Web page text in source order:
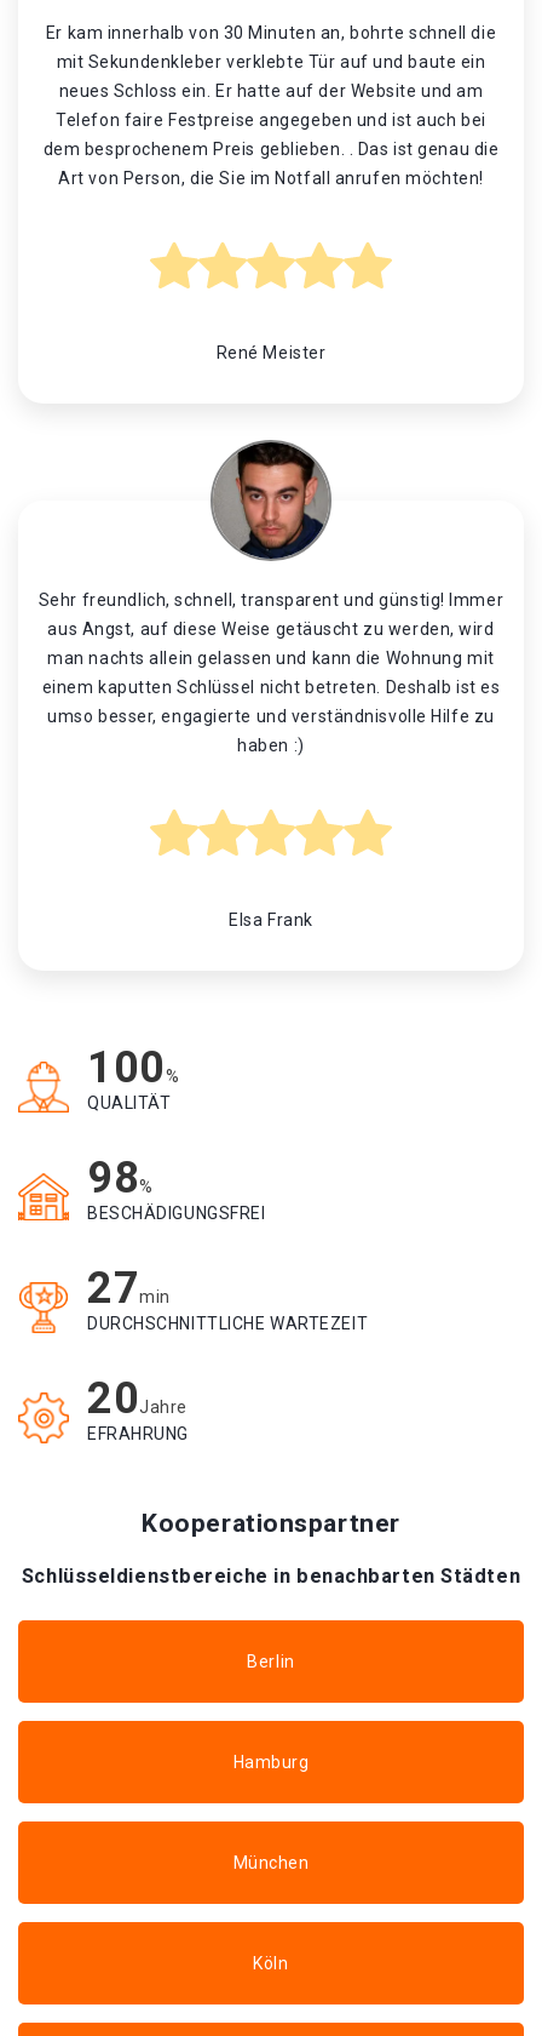
Er kam innerhalb von 30 Minuten an, bohrte schnell die
mit Sekundenkleber verklebte Tür auf und baute ein
neues Schloss ein. Er hatte auf der Website und am
Telefon faire Festpreise angegeben und ist auch bei
dem besprochenem Preis geblieben. . Das ist genau die
Art von Person, die Sie im Notfall anrufen möchten!
René Meister
Sehr freundlich, schnell, transparent und günstig! Immer
aus Angst, auf diese Weise getäuscht zu werden, wird
man nachts allein gelassen und kann die Wohnung mit
einem kaputten Schlüssel nicht betreten. Deshalb ist es
umso besser, engagierte und verständnisvolle Hilfe zu
haben :)
Elsa Frank
100%
QUALITÄT
98%
BESCHÄDIGUNGSFREI
27min
DURCHSCHNITTLICHE WARTEZEIT
20Jahre
EFRAHRUNG
Kooperationspartner
Schlüsseldienstbereiche in benachbarten Städten
Berlin
Hamburg
München
Köln